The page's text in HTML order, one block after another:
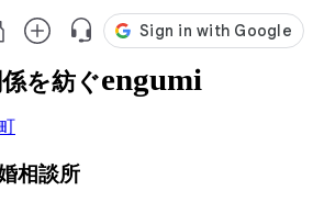
を紡ぐengumi
相談所